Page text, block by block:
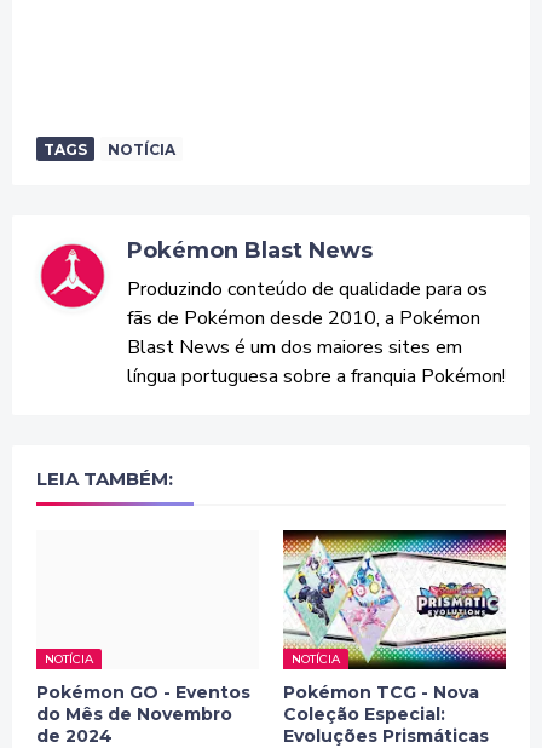
TAGS NOTÍCIA
Pokémon Blast News
Produzindo conteúdo de qualidade para os
fãs de Pokémon desde 2010, a Pokémon
Blast News é um dos maiores sites em
língua portuguesa sobre a franquia Pokémon!
LEIA TAMBÉM:
NOTÍCIA
Pokémon GO - Eventos
do Mês de Novembro
de 2024
NOTÍCIA
Pokémon TCG - Nova
Coleção Especial:
Evoluções Prismáticas